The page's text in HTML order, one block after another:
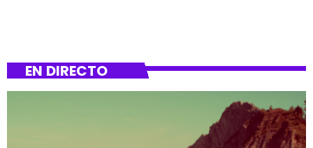
EN DIRECTO